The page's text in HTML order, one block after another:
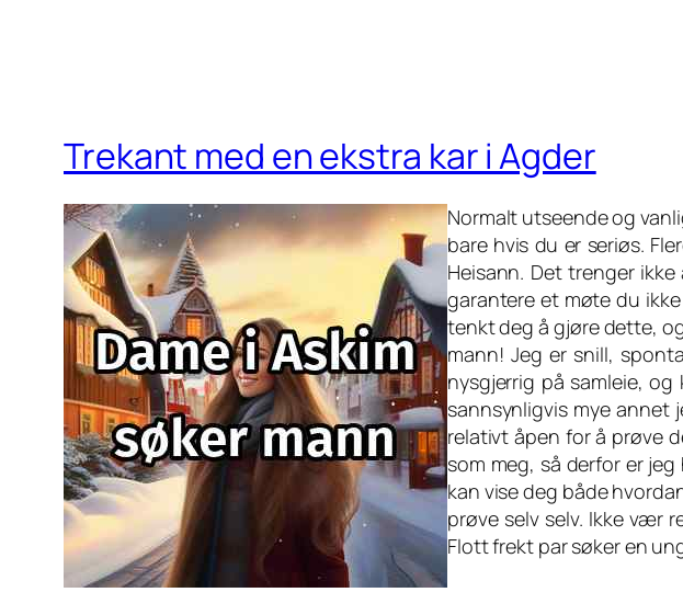
Trekant med en ekstra kar i Agder
Normalt utseende og
bare hvis du er seriøs.
Heisann. Det trenger
garantere et møte du
tenkt deg å gjøre dette,
mann! Jeg er snill,
nysgjerrig på samleie,
sannsynligvis mye annet
relativt åpen for å prøve
som meg, så derfor er
kan vise deg både
prøve selv selv. Ikke vær
Flott frekt par søker en